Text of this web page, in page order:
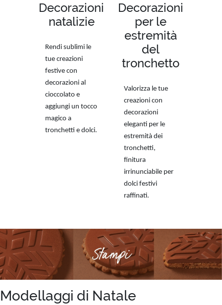
Decorazioni
natalizie
Rendi sublimi le
tue creazioni
festive con
decorazioni al
cioccolato e
aggiungi un tocco
magico a
tronchetti e dolci.
Decorazioni
per le
estremità
del
tronchetto
Valorizza le tue
creazioni con
decorazioni
eleganti per le
estremità dei
tronchetti,
finitura
irrinunciabile per
dolci festivi
raffinati.
Modellaggi di Natale